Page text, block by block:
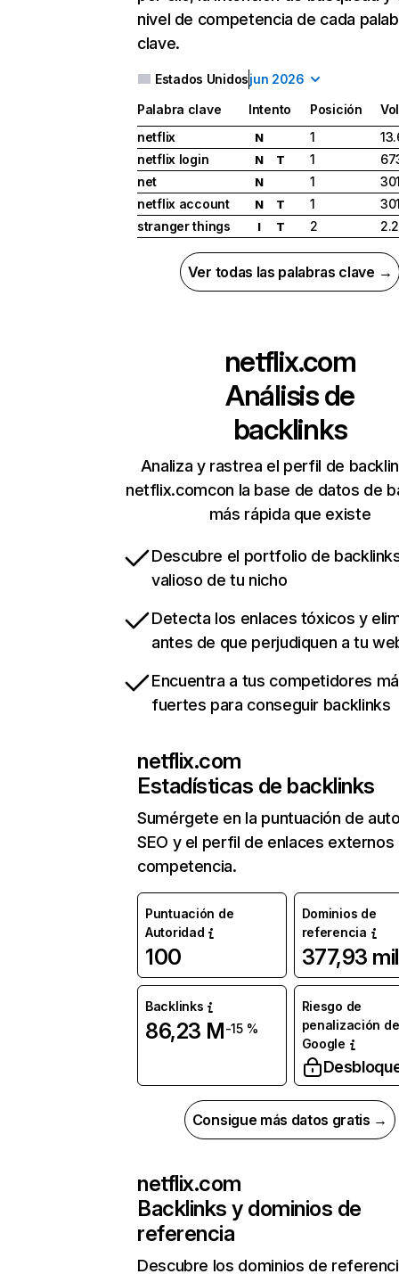
nivel de competencia de cada
clave.
Estados Unidosjun 2026
Palabra clave Intento Posición
netflix
N 1
netflix login
N T 1
net
N 1
netflix account
N T 1
stranger things
I T 2
Ver todas las palabras clave →
netflix.com
Análisis de
backlinks
Analiza y rastrea el perfil de
netflix.comcon la base de datos de
más rápida que existe
Descubre el portfolio de
valioso de tu nicho
Detecta los enlaces tóxicos y
antes de que perjudiquen a tu
Encuentra a tus competidores
fuertes para conseguir backlinks
netflix.com
Estadísticas de backlinks
Sumérgete en la puntuación de
SEO y el perfil de enlaces externos
competencia.
Puntuación de
Autoridad
100
Dominios de
referencia
377,93 mil
Backlinks
86,23 M-15 %
Riesgo de
penalización de
Google
Consigue más datos gratis →
netflix.com
Backlinks y dominios de
referencia
Descubre los dominios de